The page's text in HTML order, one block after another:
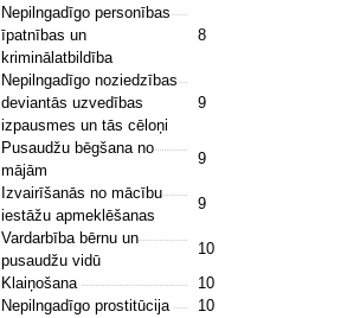
Nepilngadīgo personības
īpatnības un
kriminālatbildība
8
Nepilngadīgo noziedzības
deviantās uzvedības
izpausmes un tās cēloņi
9
Pusaudžu bēgšana no
mājām
9
Izvairīšanās no mācību
iestāžu apmeklēšanas
9
Vardarbība bērnu un
pusaudžu vidū
10
Klaiņošana
10
Nepilngadīgo prostitūcija
10